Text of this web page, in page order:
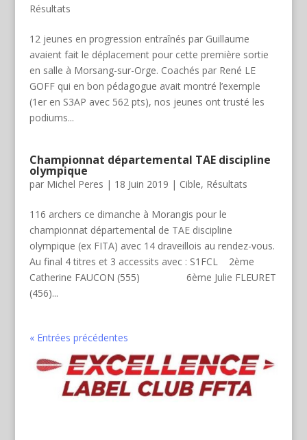
Résultats
12 jeunes en progression entraînés par Guillaume
avaient fait le déplacement pour cette première sortie
en salle à Morsang-sur-Orge. Coachés par René LE
GOFF qui en bon pédagogue avait montré l’exemple
(1er en S3AP avec 562 pts), nos jeunes ont trusté les
podiums...
Championnat départemental TAE discipline
olympique
par Michel Peres | 18 Juin 2019 | Cible, Résultats
116 archers ce dimanche à Morangis pour le
championnat départemental de TAE discipline
olympique (ex FITA) avec 14 draveillois au rendez-vous.
Au final 4 titres et 3 accessits avec : S1FCL 2ème
Catherine FAUCON (555) 6ème Julie FLEURET
(456)...
« Entrées précédentes